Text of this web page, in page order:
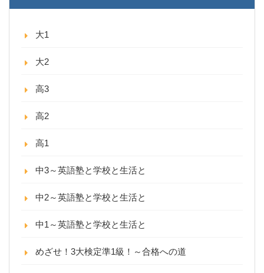
大1
大2
高3
高2
高1
中3～英語塾と学校と生活と
中2～英語塾と学校と生活と
中1～英語塾と学校と生活と
めざせ！3大検定準1級！～合格への道